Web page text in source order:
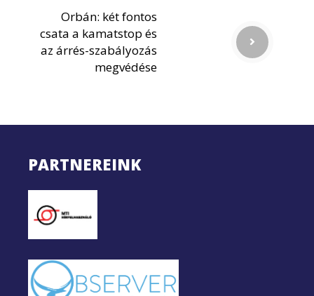
Orbán: két fontos
csata a kamatstop és
az árrés-szabályozás
megvédése
PARTNEREINK